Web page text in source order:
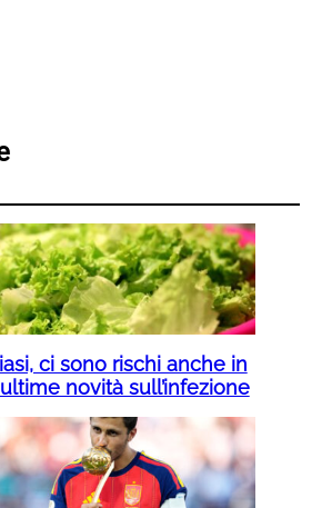
ci sono rischi anche in
novità sull’infezione